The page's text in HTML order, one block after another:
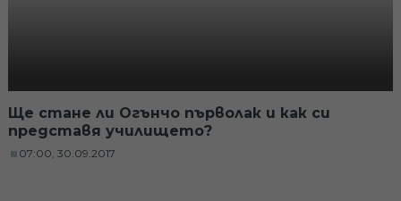
Ще стане ли Огънчо първолак и как си
представя училището?
07:00, 30.09.2017